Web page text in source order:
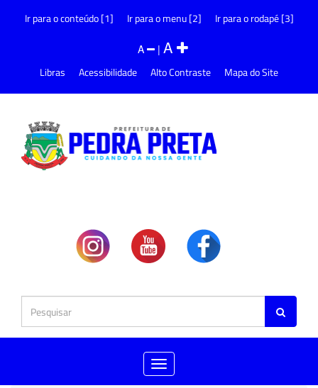
Ir para o conteúdo [1] Ir para o menu [2] Ir para o rodapé [3]
A |A
Libras Acessibilidade Alto Contraste Mapa do Site
Toggle
navigation